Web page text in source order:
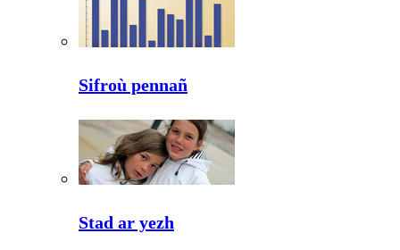
Sifroù pennañ
Stad ar yezh